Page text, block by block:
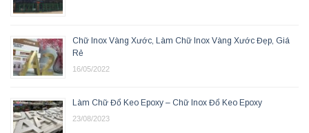
Chữ Inox Vàng Xước, Làm Chữ Inox Vàng Xước Đẹp, Giá
Rẻ
16/05/2022
Làm Chữ Đổ Keo Epoxy – Chữ Inox Đổ Keo Epoxy
23/08/2023